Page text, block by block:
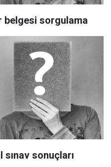
belgesi sorgulama
sonuçları